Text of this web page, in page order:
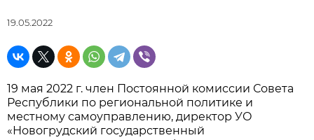
19.05.2022
19 мая 2022 г. член Постоянной комиссии Совета
Республики по региональной политике и
местному самоуправлению, директор УО
«Новогрудский государственный